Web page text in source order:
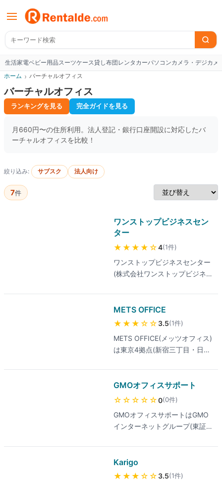
生活家電ベビー用品スーツケース貸し布団レンタカーパソコンカメラ・デジカメ
ホーム › バーチャルオフィス
バーチャルオフィス
ランキングを見る 完全ガイドを見る
月660円〜の住所利用。法人登記・銀行口座開設に対応したバ
ーチャルオフィスを比較！
絞り込み: サブスク 法人向け
7件
ワンストップビジネスセン
ター
★★★★ ☆4(1件)
ワンストップビジネスセンター
(株式会社ワンストップビジネ
年・全国48拠点・累計2万社超
利用の大手バーチャルオフィ
ス。法人登記可能で法人口座開
日から契約可能。郵便物転送週
1回無料、全国36店舗・45部屋
ではのスタッフ教育の充実が好
評。料金が他社比やや高めで、
郵便転送に1週間〜1ヶ月のタイ
ムラグの指摘もあり。最新の料
い。
METS OFFICE
★★★ ☆☆ 3.5(1件)
METS OFFICE(メッツオフィス)
は東京4拠点(新宿三丁目・日本
開する自社ビル直営バーチャル
オフィス。月270円から利用で
きる国内最安値クラスで、ライ
ス・ビジネスプラスの4プラン
構成。銀行口座開設実績豊富で
対応プランあり。
GMOオフィスサポート
☆☆☆☆☆0(0件)
GMOオフィスサポートはGMO
インターネットグループ(東証
チャルオフィス。全国22拠点
(東京13・首都圏・主要都市)を
展開し、月660円(転送なし)〜
Karigo
★★★ ☆☆ 3.5(1件)